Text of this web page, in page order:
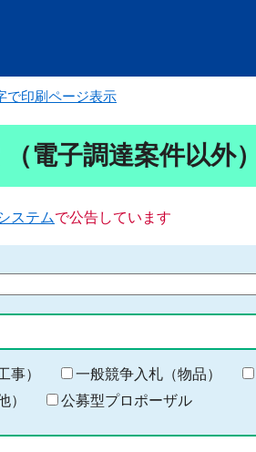
で印刷ページ表示
電子調達案件以外）
ステムで公告しています
事） 一般競争入札（物品）
）
公募型プロポーザル